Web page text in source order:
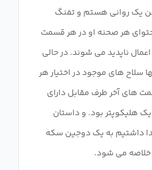
یک روانی هستم و تفنگ
هر صحنه او در هر قسمت
ناپدید می شوند. در حالی
سلاح های موجود در اختیار هر
های آخر طرف مقابل دارای
هلیکوپتر بود. و داستان
داشتیم به یک دوجین سکه